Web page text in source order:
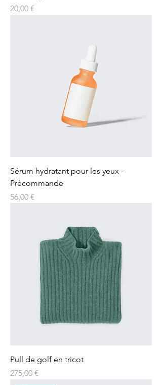
Prix
20,00 €
Sérum hydratant pour les yeux -
Précommande
Prix
56,00 €
Pull de golf en tricot
Prix
275,00 €